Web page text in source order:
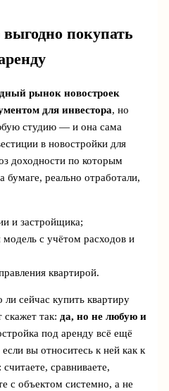
покупать
рынок новостроек
для инвестора, но
студию — и она сама
в новостройки для
доходности по которым
бумаге, реально отработали,
и застройщика;
модель с учётом расходов и
квартирой.
сейчас купить квартиру
скажет так:да, но не любую и
под аренду всё ещё
вы относитесь к ней как к
сравниваете,
с объектом системно, а не